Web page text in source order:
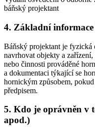
báňský projektant
4. Základní
Báňský projektant je fyzická
navrhovat objekty a
nebo činnosti prováděné
a dokumentaci týkající se
hornickým způsobem,
předpisem.
5. Kdo je oprávněn v
apod.)